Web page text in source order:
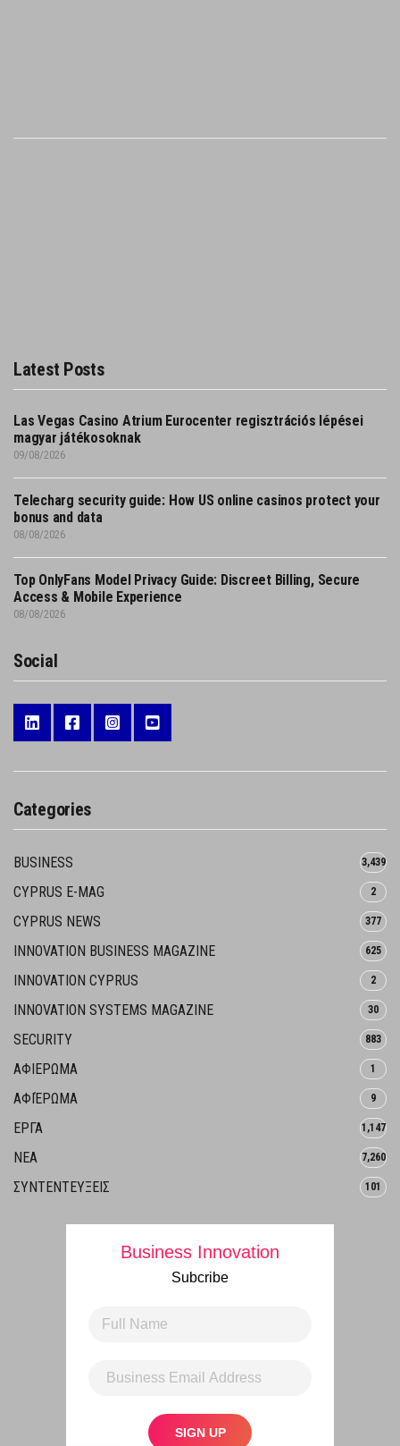
Latest Posts
Las Vegas Casino Atrium Eurocenter regisztrációs lépései
magyar játékosoknak
09/08/2026
Telecharg security guide: How US online casinos protect your
bonus and data
08/08/2026
Top OnlyFans Model Privacy Guide: Discreet Billing, Secure
Access & Mobile Experience
08/08/2026
Social
Categories
BUSINESS 3,439
CYPRUS E-MAG 2
CYPRUS NEWS 377
INNOVATION BUSINESS MAGAZINE 625
INNOVATION CYPRUS 2
INNOVATION SYSTEMS MAGAZINE 30
SECURITY 883
ΑΦΙΕΡΩΜΑ 1
ΑΦΙΈΡΩΜΑ 9
ΕΡΓΑ 1,147
ΝΕΑ 7,260
ΣΥΝΤΕΝΤΕΥΞΕΙΣ 101
Business Innovation
Subcribe